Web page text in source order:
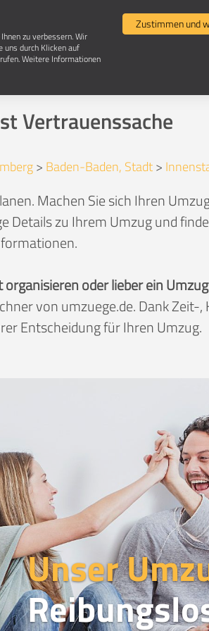
Baden-Innenstadt
Vertrauenssache
> Baden-Baden, Stadt>
Machen Sie sich Ihren
zu Ihrem Umzug und
oder lieber ein
von umzuege.de. Dank
Entscheidung für Ihren Umzug.
Unser
zu verbessern. Wir
uns durch Klicken auf
Weitere Informationen
Zustimmen und